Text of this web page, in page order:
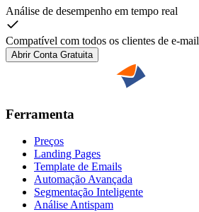
Análise de desempenho em tempo real
Compatível com todos os clientes de e-mail
Abrir Conta Gratuita
Ferramenta
Preços
Landing Pages
Template de Emails
Automação Avançada
Segmentação Inteligente
Análise Antispam